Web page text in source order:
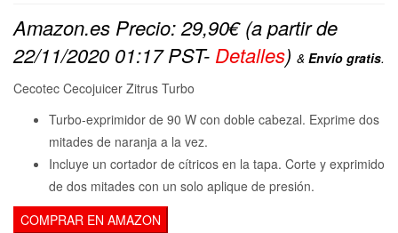
Amazon.es Precio:29,90€(a partir de
22/11/2020 01:17 PST- Detalles) & Envío gratis.
Cecotec Cecojuicer Zitrus Turbo
Turbo-exprimidor de 90 W con doble cabezal. Exprime dos
mitades de naranja a la vez.
Incluye un cortador de cítricos en la tapa. Corte y exprimido
de dos mitades con un solo aplique de presión.
COMPRAR EN AMAZON